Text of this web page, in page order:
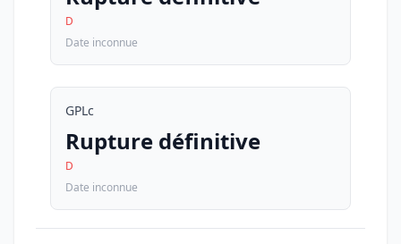
D
Date inconnue
GPLc
Rupture définitive
D
Date inconnue